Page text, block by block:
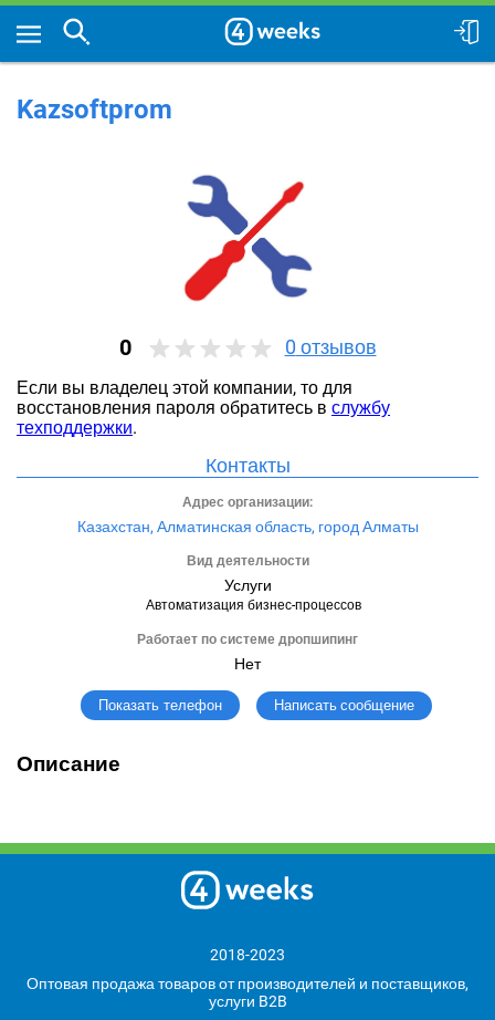
Kazsoftprom
0 0 отзывов
Если вы владелец этой компании, то для
восстановления пароля обратитесь в службу
техподдержки.
Контакты
Адрес организации:
Казахстан, Алматинская область, город Алматы
Вид деятельности
Услуги
Автоматизация бизнес-процессов
Работает по системе дропшипинг
Нет
Показать телефон Написать сообщение
Описание
2018-2023
Оптовая продажа товаров от производителей и поставщиков,
услуги B2B